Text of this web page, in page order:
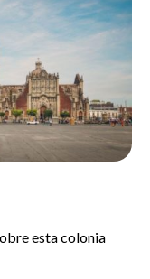
esta colonia